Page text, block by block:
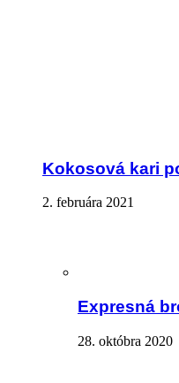
Kokosová kari
2. februára 2021
Expresná
28. októbra 2020